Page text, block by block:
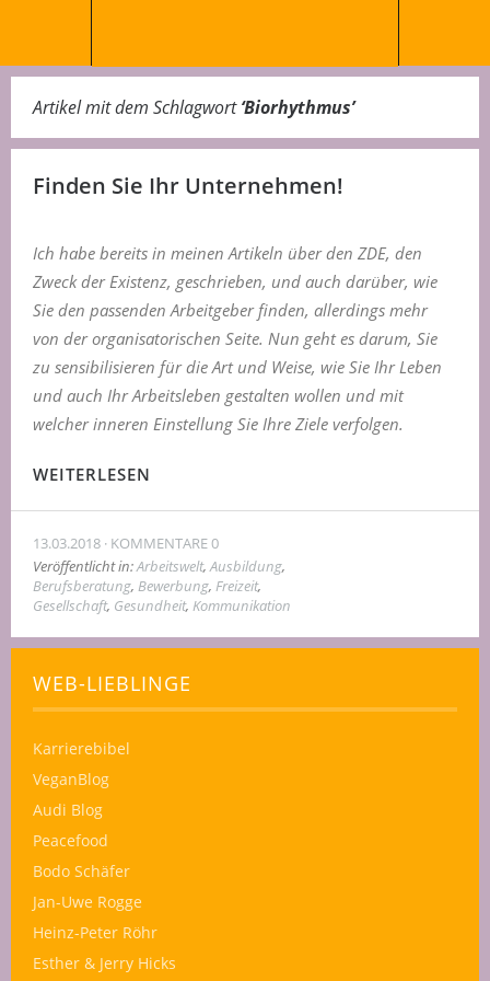
Artikel mit dem Schlagwort‘Biorhythmus’
Finden Sie Ihr Unternehmen!
Ich habe bereits in meinen Artikeln über den ZDE, den
Zweck der Existenz, geschrieben, und auch darüber, wie
Sie den passenden Arbeitgeber finden, allerdings mehr
von der organisatorischen Seite. Nun geht es darum, Sie
zu sensibilisieren für die Art und Weise, wie Sie Ihr Leben
und auch Ihr Arbeitsleben gestalten wollen und mit
welcher inneren Einstellung Sie Ihre Ziele verfolgen.
WEITERLESEN
13.03.2018 KOMMENTARE 0
Veröffentlicht in:Arbeitswelt,Ausbildung,
Berufsberatung, Bewerbung, Freizeit,
Gesellschaft, Gesundheit, Kommunikation
WEB-LIEBLINGE
Karrierebibel
VeganBlog
Audi Blog
Peacefood
Bodo Schäfer
Jan-Uwe Rogge
Heinz-Peter Röhr
Esther & Jerry Hicks